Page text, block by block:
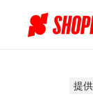
提